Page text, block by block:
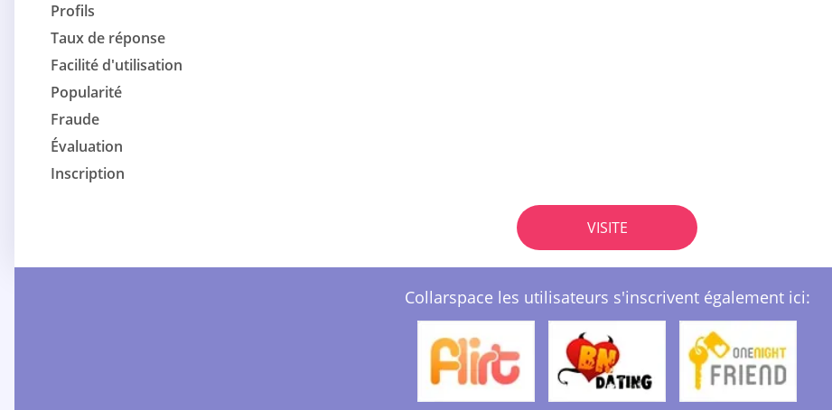
Profils
Taux de réponse
Facilité d'utilisation
Popularité
Fraude
Évaluation
Inscription
VISITE
Collarspace les utilisateurs s'inscrivent également ici: